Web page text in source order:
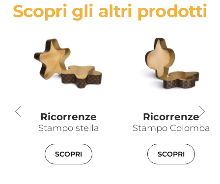
Scopri gli altri prodotti
Ricorrenze
Stampo stella
SCOPRI
Ricorrenze
Stampo Colomba
SCOPRI